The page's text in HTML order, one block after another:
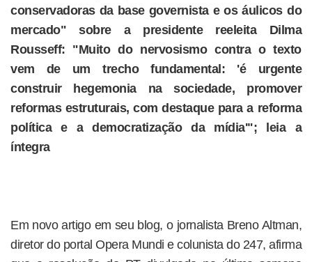
conservadoras da base governista e os áulicos do
mercado" sobre a presidente reeleita Dilma
Rousseff: "Muito do nervosismo contra o texto
vem de um trecho fundamental: 'é urgente
construir hegemonia na sociedade, promover
reformas estruturais, com destaque para a reforma
política e a democratização da mídia'"; leia a
íntegra
Em novo artigo em seu blog, o jornalista Breno Altman,
diretor do portal Opera Mundi e colunista do 247, afirma